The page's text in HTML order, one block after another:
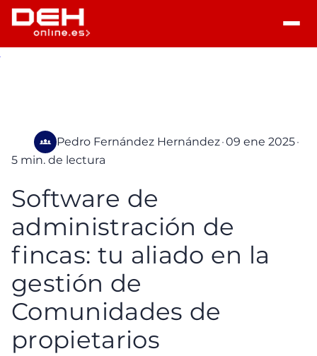
Pedro Fernández Hernández·09 ene 2025·
5 min. de lectura
Software de
administración de
fincas: tu aliado en la
gestión de
Comunidades de
propietarios